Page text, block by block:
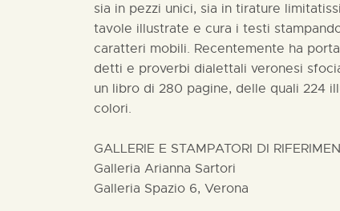
sia in pezzi unici, sia in tirature
tavole illustrate e cura i testi
caratteri mobili. Recentemente ha
detti e proverbi dialettali veronesi
un libro di 280 pagine, delle quali 224
colori.
GALLERIE E STAMPATORI DI
Galleria Arianna Sartori
Galleria Spazio 6, Verona